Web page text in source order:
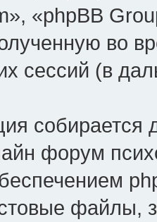
«phpBB
во
сессий (в
собирается
форум
файлы,